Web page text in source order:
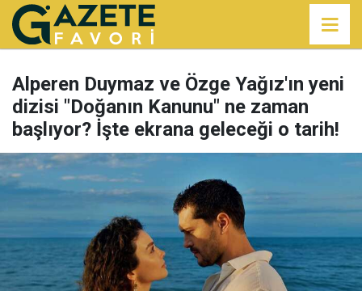
Alperen Duymaz ve Özge Yağız'ın yeni
dizisi "Doğanın Kanunu" ne zaman
başlıyor? İşte ekrana geleceği o tarih!